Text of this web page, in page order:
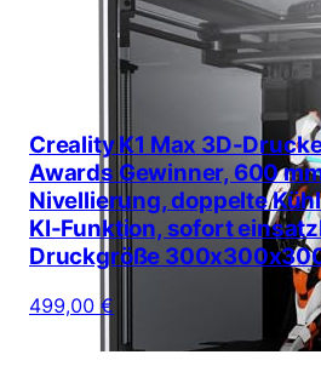
Creality K1 Max 3D-
Awards Gewinner, 600
Nivellierung, doppelte
KI-Funktion, sofort
Druckgröße
499,00 €